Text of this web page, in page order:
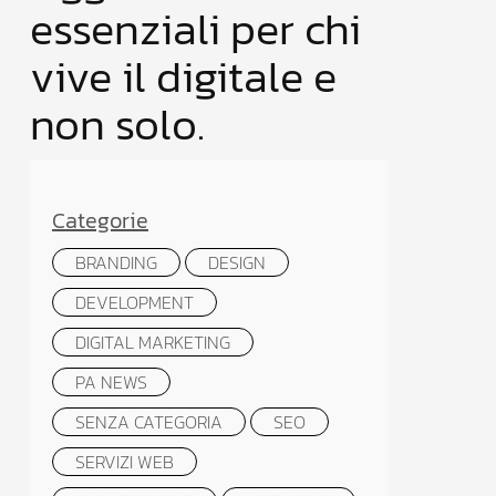
essenziali per chi
vive il digitale e
non solo.
Categorie
BRANDING
DESIGN
DEVELOPMENT
DIGITAL MARKETING
PA NEWS
SENZA CATEGORIA
SEO
SERVIZI WEB